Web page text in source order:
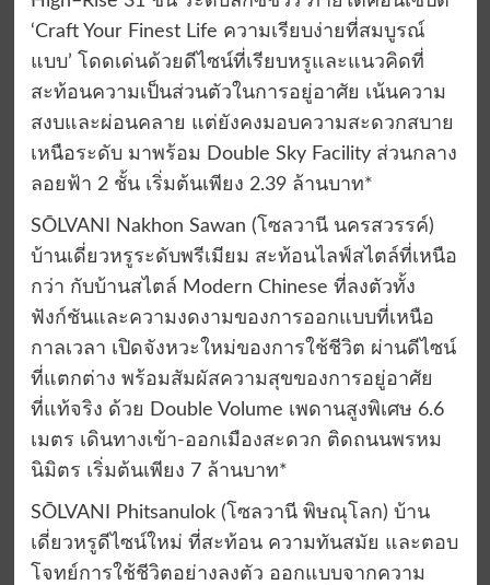
‘Craft Your Finest Life ความเรียบง่ายที่สมบูรณ์
แบบ’ โดดเด่นด้วยดีไซน์ที่เรียบหรูและแนวคิดที่
สะท้อนความเป็นส่วนตัวในการอยู่อาศัย เน้นความ
สงบและผ่อนคลาย แต่ยังคงมอบความสะดวกสบาย
เหนือระดับ มาพร้อม Double Sky Facility ส่วนกลาง
ลอยฟ้า 2 ชั้น เริ่มต้นเพียง 2.39 ล้านบาท*
SŌLVANI Nakhon Sawan (โซลวานี นครสวรรค์)
บ้านเดี่ยวหรูระดับพรีเมียม สะท้อนไลฟ์สไตล์ที่เหนือ
กว่า กับบ้านสไตล์ Modern Chinese ที่ลงตัวทั้ง
ฟังก์ชันและความงดงามของการออกแบบที่เหนือ
กาลเวลา เปิดจังหวะใหม่ของการใช้ชีวิต ผ่านดีไซน์
ที่แตกต่าง พร้อมสัมผัสความสุขของการอยู่อาศัย
ที่แท้จริง ด้วย Double Volume เพดานสูงพิเศษ 6.6
เมตร เดินทางเข้า-ออกเมืองสะดวก ติดถนนพรหม
นิมิตร เริ่มต้นเพียง 7 ล้านบาท*
SŌLVANI Phitsanulok (โซลวานี พิษณุโลก) บ้าน
เดี่ยวหรูดีไซน์ใหม่ ที่สะท้อน ความทันสมัย และตอบ
โจทย์การใช้ชีวิตอย่างลงตัว ออกแบบจากความ